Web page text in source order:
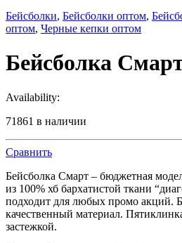
Бейсболки, Бейсболки оптом,
оптом, Черные кепки оптом
Бейсболка
Availability:
71861 в наличии
Сравнить
Бейсболка Смарт – бюджетная
из 100% хб бархатистой ткани
подходит для любых промо акций.
качественный материал.
застежкой.